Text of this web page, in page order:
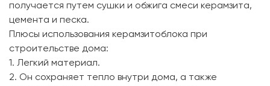
получается путем сушки и обжига смеси керамзита,
цемента и песка.
Плюсы использования керамзитоблока при
строительстве дома:
1. Легкий материал.
2. Он сохраняет тепло внутри дома, а также